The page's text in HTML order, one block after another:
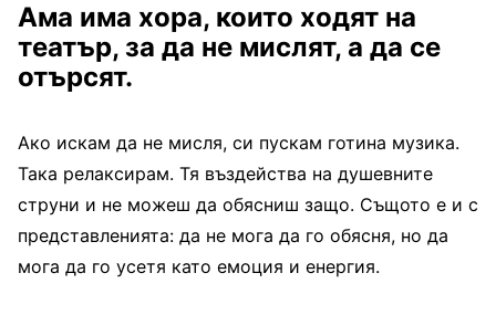
Ама има хора, които ходят на
театър, за да не мислят, а да се
отърсят.
Ако искам да не мисля, си пускам готина музика.
Така релаксирам. Тя въздейства на душевните
струни и не можеш да обясниш защо. Същото е и с
представленията: да не мога да го обясня, но да
мога да го усетя като емоция и енергия.